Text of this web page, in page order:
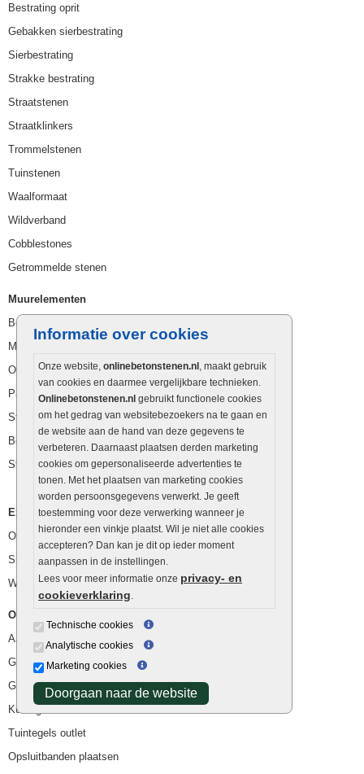
Informatie over cookies
Onze website, onlinebetonstenen.nl , maakt gebruik
van cookies en daarmee vergelijkbare technieken.
Onlinebetonstenen.nl gebruikt functionele cookies
om het gedrag van websitebezoekers na te gaan en
de website aan de hand van deze gegevens te
verbeteren. Daarnaast plaatsen derden marketing
cookies om gepersonaliseerde advertenties te
tonen. Met het plaatsen van marketing cookies
worden persoonsgegevens verwerkt. Je geeft
toestemming voor deze verwerking wanneer je
hieronder een vinkje plaatst. Wil je niet alle cookies
accepteren? Dan kan je dit op ieder moment
aanpassen in de instellingen.
Lees voor meer informatie onze privacy- en
cookieverklaring.
Technische cookies
Analytische cookies
Marketing cookies
Doorgaan naar de website
Bestrating oprit
Gebakken sierbestrating
Sierbestrating
Strakke bestrating
Straatstenen
Straatklinkers
Trommelstenen
Tuinstenen
Waalformaat
Wildverband
Cobblestones
Getrommelde stenen
Muurelementen
Betonbielzen
Muurstenen
Opsluitbanden
Palissaden
Stapelblokken
Betonblokken
Stapelstenen
Extra benodigdheden
Ophoogzand
Siergrind en siersplit
Waterafvoer
Overig
Aanbiedingen
Goedkope bestrating
Goedkope tuintegels
Kunstgras
Tuintegels outlet
Opsluitbanden plaatsen